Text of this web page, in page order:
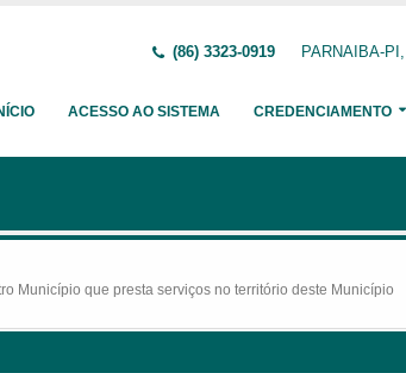
(86) 3323-0919 PARNAIBA-
ACESSO AO SISTEMA CREDENCIAMENTO
Município que presta serviços no território deste Município